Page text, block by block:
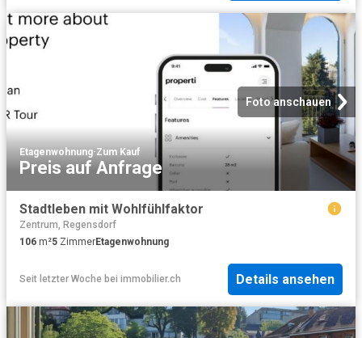
Foto anschauen
Etagenwohnung·Zum Kauf
Preis auf Anfrage
Stadtleben mit Wohlfühlfaktor
Zentrum, Regensdorf
106 m²5 ZimmerEtagenwohnung
Seit letzter Woche bei immobilier.ch Details ansehen